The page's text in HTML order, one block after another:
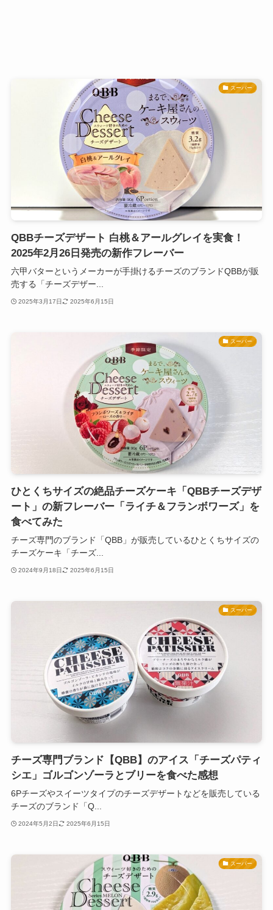
スーパー
QBBチーズデザート 白桃＆アールグレイを実食！
2025年2月26日発売の新作フレーバー
六甲バターというメーカーが手掛けるチーズのブランドQBBが販
売する「チーズデザー...
2025年3月17日 2025年6月15日
スーパー
ひとくちサイズの絶品チーズケーキ「QBBチーズデザ
ート」の新フレーバー「ライチ＆フランボワーズ」を
食べてみた
チーズ専門のブランド「QBB」が販売しているひとくちサイズの
チーズケーキ「チーズ...
2024年9月18日 2025年6月15日
スーパー
チーズ専門ブランド【QBB】のアイス「チーズパティ
シエ」ゴルゴンゾーラとブリーを食べた感想
6Pチーズやスイーツタイプのチーズデザートなどを販売している
チーズのブランド「Q...
2024年5月2日 2025年6月15日
スーパー